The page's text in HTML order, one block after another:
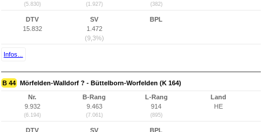
(5.830) (1.927) (382)
DTV
15.832
SV
1.472
(9,3%)
BPL
Infos...
B 44 Mörfelden-Walldorf ? - Büttelborn-Worfelden (K 164)
Nr.
9.932
(6.194)
B-Rang
9.463
(7.061)
L-Rang
914
(895)
Land
HE
DTV
SV
BPL